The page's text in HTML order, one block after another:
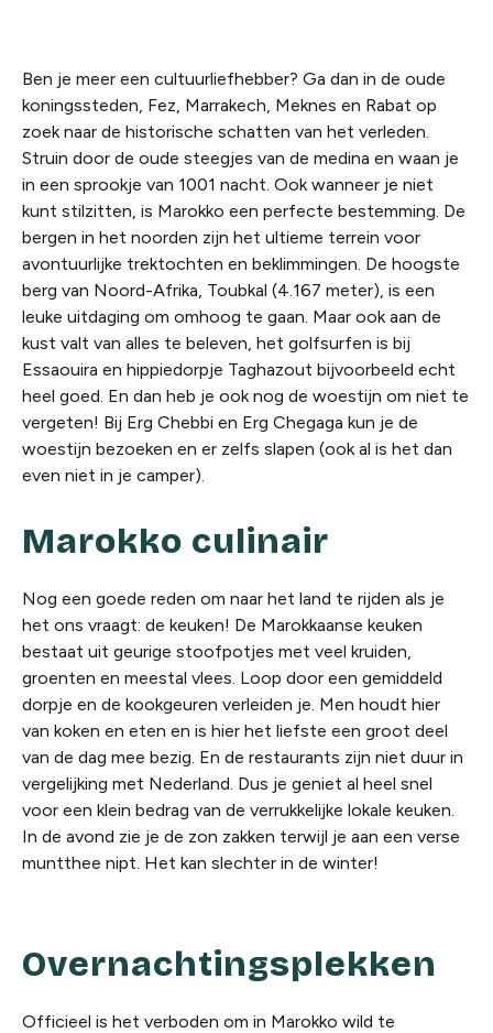
Ben je meer een cultuurliefhebber? Ga dan in de oude
koningssteden, Fez, Marrakech, Meknes en Rabat op
zoek naar de historische schatten van het verleden.
Struin door de oude steegjes van de medina en waan je
in een sprookje van 1001 nacht. Ook wanneer je niet
kunt stilzitten, is Marokko een perfecte bestemming. De
bergen in het noorden zijn het ultieme terrein voor
avontuurlijke trektochten en beklimmingen. De hoogste
berg van Noord-Afrika, Toubkal (4.167 meter), is een
leuke uitdaging om omhoog te gaan. Maar ook aan de
kust valt van alles te beleven, het golfsurfen is bij
Essaouira en hippiedorpje Taghazout bijvoorbeeld echt
heel goed. En dan heb je ook nog de woestijn om niet te
vergeten! Bij Erg Chebbi en Erg Chegaga kun je de
woestijn bezoeken en er zelfs slapen (ook al is het dan
even niet in je camper).
Marokko culinair
Nog een goede reden om naar het land te rijden als je
het ons vraagt: de keuken! De Marokkaanse keuken
bestaat uit geurige stoofpotjes met veel kruiden,
groenten en meestal vlees. Loop door een gemiddeld
dorpje en de kookgeuren verleiden je. Men houdt hier
van koken en eten en is hier het liefste een groot deel
van de dag mee bezig. En de restaurants zijn niet duur in
vergelijking met Nederland. Dus je geniet al heel snel
voor een klein bedrag van de verrukkelijke lokale keuken.
In de avond zie je de zon zakken terwijl je aan een verse
muntthee nipt. Het kan slechter in de winter!
Overnachtingsplekken
Officieel is het verboden om in Marokko wild te